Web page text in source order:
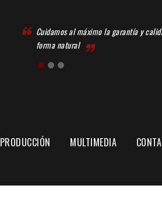
Cuidamos al máximo la garantía y
forma natural
PRODUCCIÓN MULTIMEDIA